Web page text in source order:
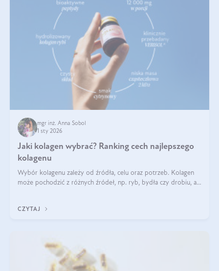
mgr inż. Anna Sobol
1 sty 2026
Jaki kolagen wybrać? Ranking cech najlepszego
kolagenu
Wybór kolagenu zależy od źródła, celu oraz potrzeb. Kolagen
może pochodzić z różnych źródeł, np. ryb, bydła czy drobiu, a
bydlęcy.
CZYTAJ